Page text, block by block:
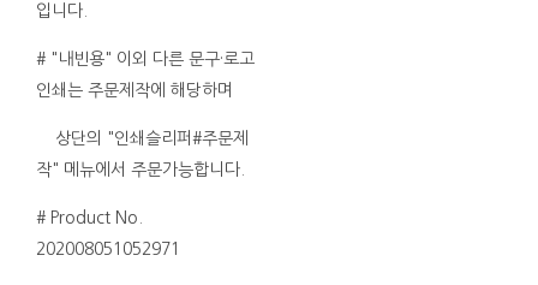
입니다.
# "내빈용" 이외 다른 문구·로고
인쇄는 주문제작에 해당하며
상단의 "인쇄슬리퍼#주문제
작" 메뉴에서 주문가능합니다.
# Product No.
202008051052971